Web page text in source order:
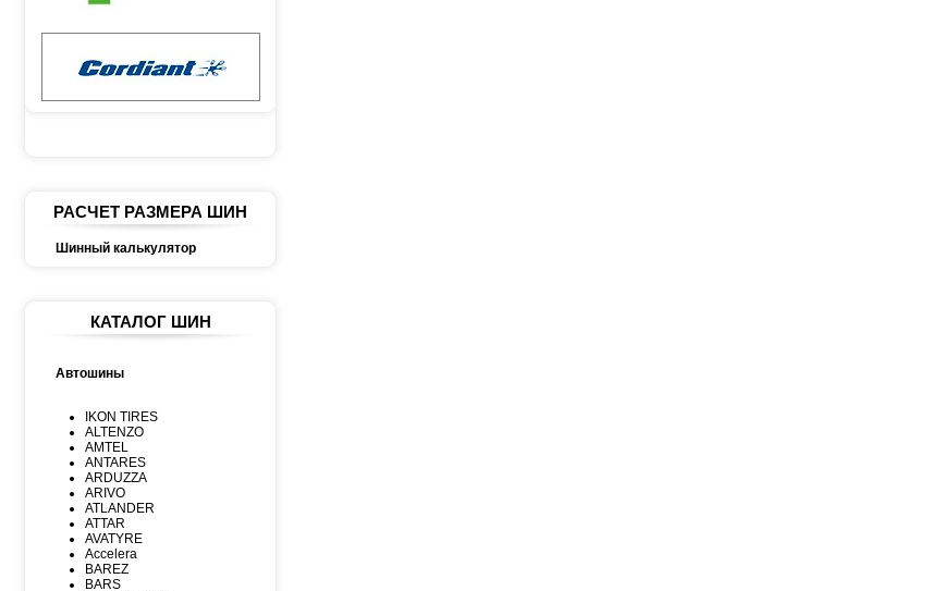
РАСЧЕТ РАЗМЕРА ШИН
Шинный калькулятор
КАТАЛОГ ШИН
Автошины
IKON TIRES
ALTENZO
AMTEL
ANTARES
ARDUZZA
ARIVO
ATLANDER
ATTAR
AVATYRE
Accelera
BAREZ
BARS